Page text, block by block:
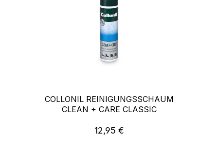
COLLONIL REINIGUNGSSCHAUM
CLEAN + CARE CLASSIC
Regulärer Preis:
12,95 €